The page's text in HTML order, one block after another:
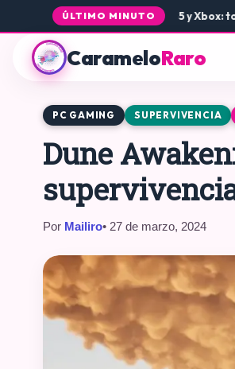
ÚLTIMO MINUTO
de Rogue Core a PS5 y Xbox: todo
CarameloRaro
PC GAMING SUPERVIVENCIA
Dune
Por Mailiro• 27 de marzo, 2024